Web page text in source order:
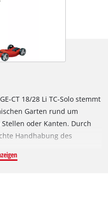
CT 18/28 Li TC-Solo stemmt
Garten rund um
oder Kanten. Durch
Handhabung des
bearbeiten. Die Akkus mit